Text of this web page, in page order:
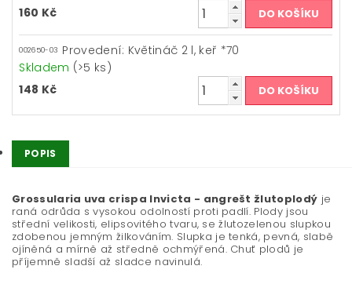
160 Kč
002650-03 Provedení: Květináč 2 l, keř *70
Skladem (>5 ks)
148 Kč
POPIS
Grossularia uva crispa Invicta - angrešt žlutoplodý je
raná odrůda s vysokou odolností proti padlí. Plody jsou
střední velikosti, elipsovitého tvaru, se žlutozelenou slupkou
zdobenou jemným žilkováním. Slupka je tenká, pevná, slabě
ojíněná a mírně až středně ochmýřená. Chuť plodů je
příjemně sladší až sladce navinulá.